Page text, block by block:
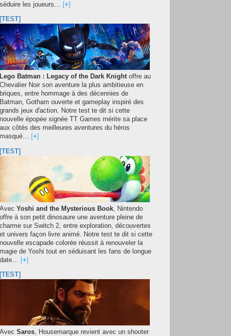
séduire les joueurs…
[+]
[TEST]
Lego Batman : Legacy of the Dark Knightoffre au
Chevalier Noir son aventure la plus ambitieuse en
briques, entre hommage à des décennies de
Batman, Gotham ouverte et gameplay inspiré des
grands jeux d'action. Notre test te dit si cette
nouvelle épopée signée TT Games mérite sa place
aux côtés des meilleures aventures du héros
masqué…
+
[TEST]
Avec Yoshi and the Mysterious Book, Nintendo
offre à son petit dinosaure une aventure pleine de
charme sur Switch 2, entre exploration, découvertes
et univers façon livre animé. Notre test te dit si cette
nouvelle escapade colorée réussit à renouveler la
magie de Yoshi tout en séduisant les fans de longue
date… [+]
[TEST]
Avec Saros, Housemarque revient avec un shooter